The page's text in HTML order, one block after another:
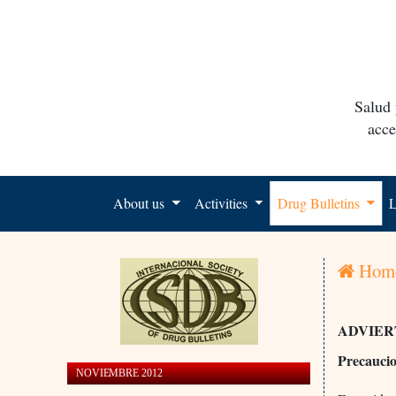
About us Activities Drug Bulletins
NOVIEMBRE 2012